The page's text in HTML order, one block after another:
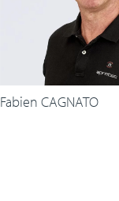
Fabien CAGNATO